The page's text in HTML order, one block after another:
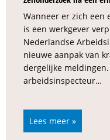
Wanneer er zich een
is een werkgever
Nederlandse
nieuwe aanpak van
dergelijke
arbeidsinspecteur…
Lees meer »